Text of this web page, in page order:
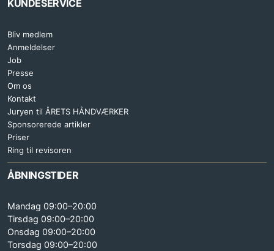
KUNDESERVICE
Bliv medlem
Anmeldelser
Job
Presse
Om os
Kontakt
Juryen til ÅRETS HÅNDVÆRKER
Sponsorerede artikler
Priser
Ring til revisoren
ÅBNINGSTIDER
Mandag 09:00–20:00
Tirsdag 09:00–20:00
Onsdag 09:00–20:00
Torsdag 09:00–20:00